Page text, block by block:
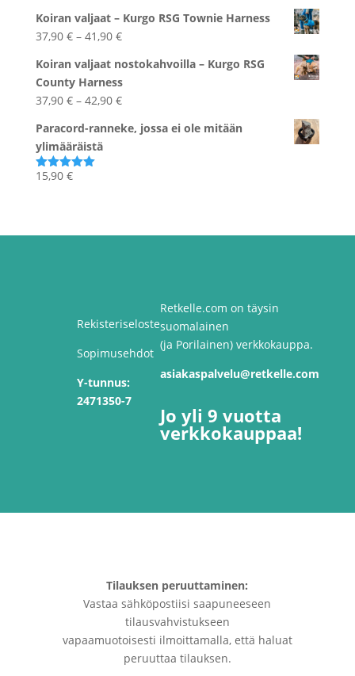
Koiran valjaat – Kurgo RSG Townie Harness
37,90 € – 41,90 €Hintaluokka:
-
41,90 €
Koiran valjaat nostokahvoilla – Kurgo RSG
County Harness
37,90 € – 42,90 €Hintaluokka:
-
Paracord-ranneke, jossa ei ole mitään
ylimääräistä
Arvostelu
15,90 €
Rekisteriseloste
Sopimusehdot
Y-tunnus:
2471350-7
Retkelle.com on täysin
suomalainen
(ja Porilainen) verkkokauppa.
asiakaspalvelu@retkelle.com
Jo yli 9 vuotta
verkkokauppaa!
Tilauksen peruuttaminen:
Vastaa sähköpostiisi saapuneeseen
tilausvahvistukseen
vapaamuotoisesti ilmoittamalla, että haluat
peruuttaa tilauksen.